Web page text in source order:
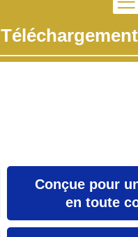
Conçue pour
en toute